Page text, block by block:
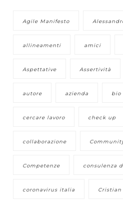
Agile Manifesto
allineamenti amici
Aspettative Assertività
autore azienda bio
cercare lavoro check up
collaborazione
Competenze consulenza
coronavirus italia Cristian